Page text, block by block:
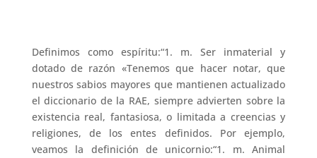
Definimos como espíritu:“1. m. Ser inmaterial y
dotado de razón «Tenemos que hacer notar, que
nuestros sabios mayores que mantienen actualizado
el diccionario de la RAE, siempre advierten sobre la
existencia real, fantasiosa, o limitada a creencias y
religiones, de los entes definidos. Por ejemplo,
veamos la definición de unicornio:“1. m. Animal